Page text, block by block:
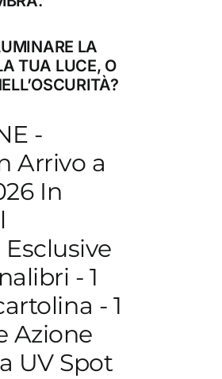
LA
TUA LUCE, O
-
Arrivo a
In
- 1
- 1
Azione
UV Spot